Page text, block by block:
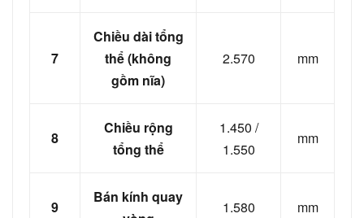
7
Chiều dài tổng
thể (không
gồm nĩa)
2.570 mm
8
Chiều rộng
tổng thể
1.450 /
1.550
mm
9
Bán kính quay
1.580 mm